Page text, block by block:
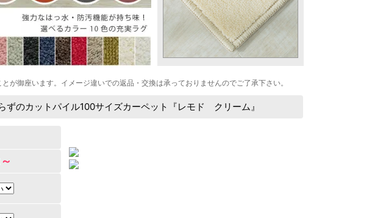
が御座います。イメージ違いでの返品・交換は承っておりませんのでご了承下さい。
ずのカットパイル100サイズカーペット『レモド クリーム』